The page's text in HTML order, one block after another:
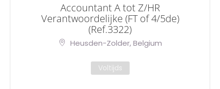
Accountant A tot Z/HR
Verantwoordelijke (FT of 4/5de)
(Ref.3322)
Heusden-Zolder, Belgium
Voltijds